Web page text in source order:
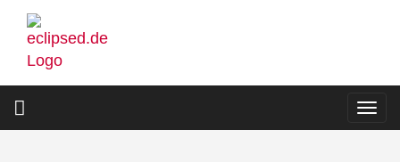
Direkt
zum
Inhalt